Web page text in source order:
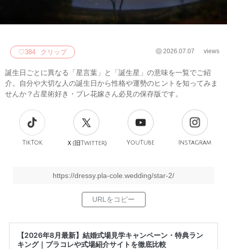
♡384 クリップ 2026.07.07 views
誕生日ごとに異なる「星言葉」と「誕生星」の意味を一覧でご紹
介。自分や大切な人の誕生日から性格や運勢のヒントを知ってみま
せんか？占星術好き・プレ花嫁さん必見の保存版です。
TikTok Ｘ(旧Twitter) YouTube Instagram
https://dressy.pla-cole.wedding/star-2/
【2026年8月最新】結婚式場見学キャンペーン・特典ラン
キング｜プラコレや式場紹介サイトを徹底比較